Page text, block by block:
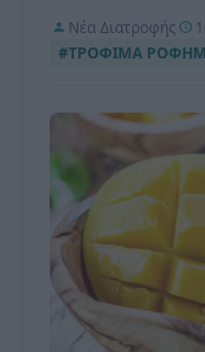
Νέα Διατροφής
#ΤΡΟΦΙΜΑ